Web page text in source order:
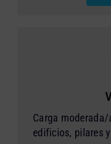
Carga
edificios, pilares